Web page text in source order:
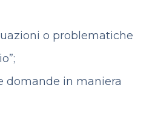
o problematiche
domande in maniera